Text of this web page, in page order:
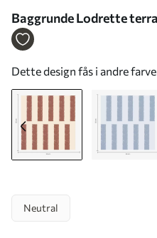
Baggrunde Lodrette
baggrund Nr. a01189v1
Dette design fås i andre
Neutral